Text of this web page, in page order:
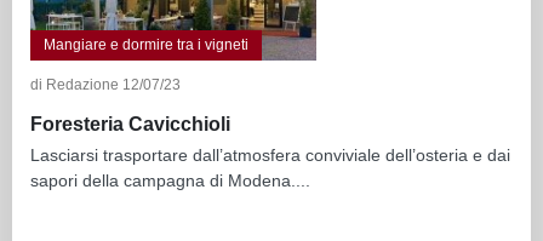
Mangiare e dormire tra i vigneti
di Redazione 12/07/23
Foresteria Cavicchioli
Lasciarsi trasportare dall’atmosfera conviviale dell’osteria e dai
sapori della campagna di Modena....